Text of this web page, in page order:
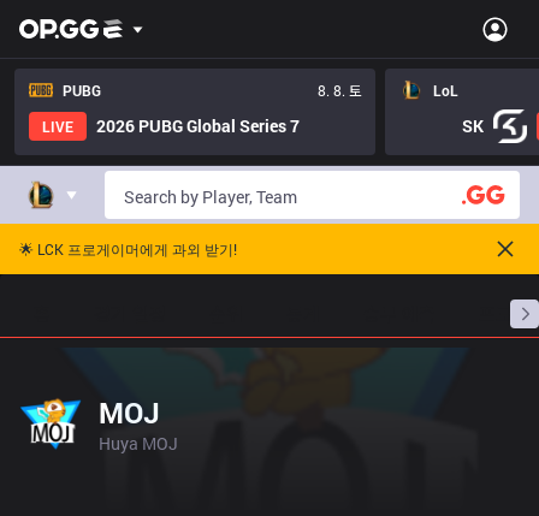
PUBG
8. 8. 토
LIVE
2026 PUBG Global Series 7
LoL
SK
🌟 LCK 프로게이머에게 과외 받기!
프로빌
MOJ
Huya MOJ